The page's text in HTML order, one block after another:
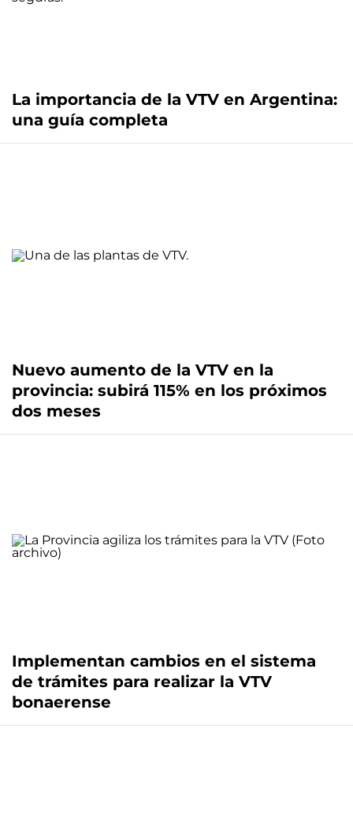
La importancia de la VTV en Argentina:
una guía completa
Nuevo aumento de la VTV en la
provincia: subirá 115% en los próximos
dos meses
Implementan cambios en el sistema
de trámites para realizar la VTV
bonaerense